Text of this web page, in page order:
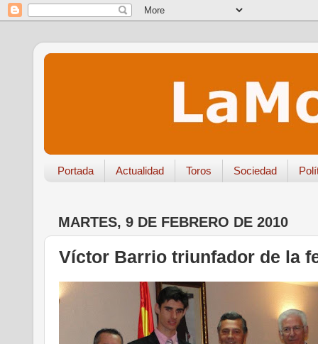
Portada Actualidad Toros Sociedad
MARTES, 9 DE FEBRERO DE 2010
Víctor Barrio triunfador de la